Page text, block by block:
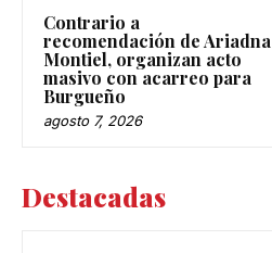
Contrario a
recomendación de Ariadna
Montiel, organizan acto
masivo con acarreo para
Burgueño
agosto 7, 2026
Destacadas